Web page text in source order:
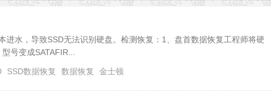
水，导致SSD无法识别硬盘。检测恢复：1、盘首数据恢复工程师将硬
号变成SATAFIR...
SSD数据恢复 数据恢复 金士顿